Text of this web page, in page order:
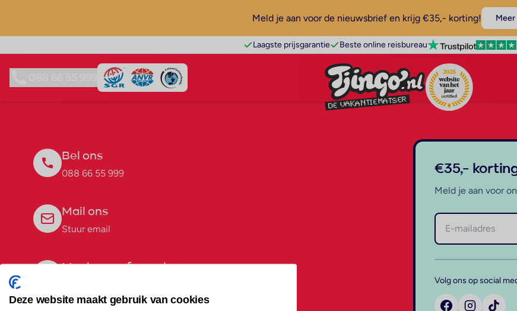
Meld je aan voor de nieuwsbrief en krijg €35,- korting!
Laagste prijsgarantie Beste online reisbureau
Bel ons
088 66 55 999
Mail ons
Stuur email
Maak een afspraak
€35,-
Meld je aan voor
Volg ons op social
Deze website maakt gebruik van cookies